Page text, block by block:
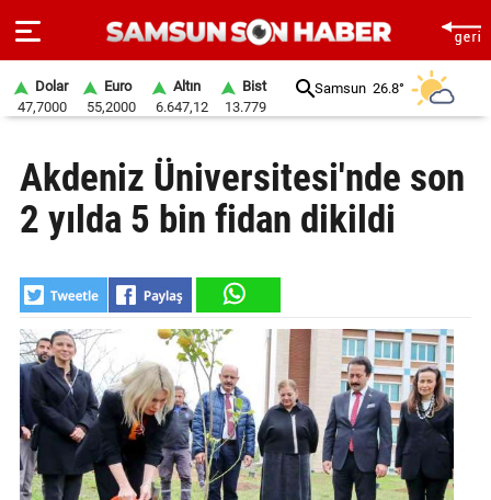
SAYFA
SAMSUN
SAMSUNSPOR
GÜNDEM
SİYASET
EKONOMİ
DÜNYA
Dolar
47,7000
Euro
55,2000
Altın
6.647,12
Bist
13.779
Samsun 26.8°
Akdeniz Üniversitesi'nde son
2 yılda 5 bin fidan dikildi